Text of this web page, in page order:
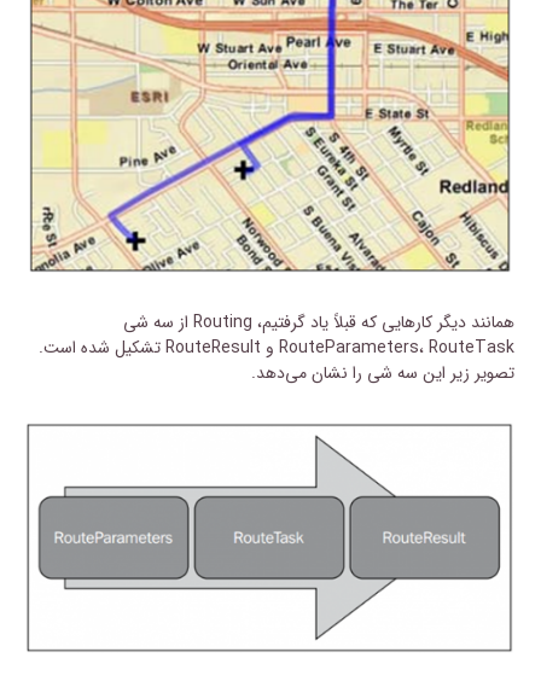
همانند دیگر کارهایی که قبلاً یاد گرفتیم، Routing از سه شی
RouteParameters، RouteTask و RouteResult تشکیل شده است.
تصویر زیر این سه شی را نشان می‌دهد.